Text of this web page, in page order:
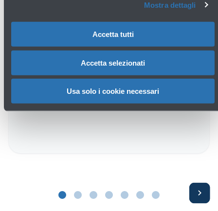
Mostra dettagli
Accetta tutti
Accetta selezionati
Usa solo i cookie necessari
16/07/2026 News
INAUGURATO OGGI L’APOC – AIRPORT
OPERATIONS CENTER
Avanti